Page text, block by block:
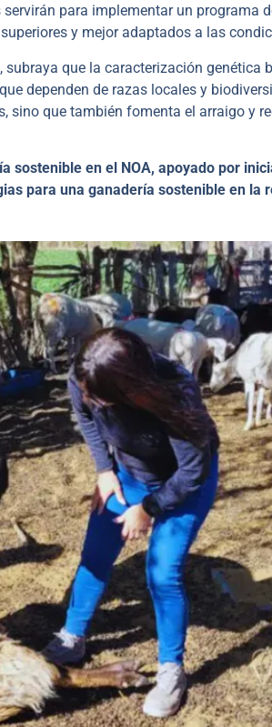
para implementar un programa
y mejor adaptados a las
que la caracterización genética
dependen de razas locales y
que también fomenta el arraigo y
sostenible en el NOA, apoyado por
para una ganadería sostenible en la